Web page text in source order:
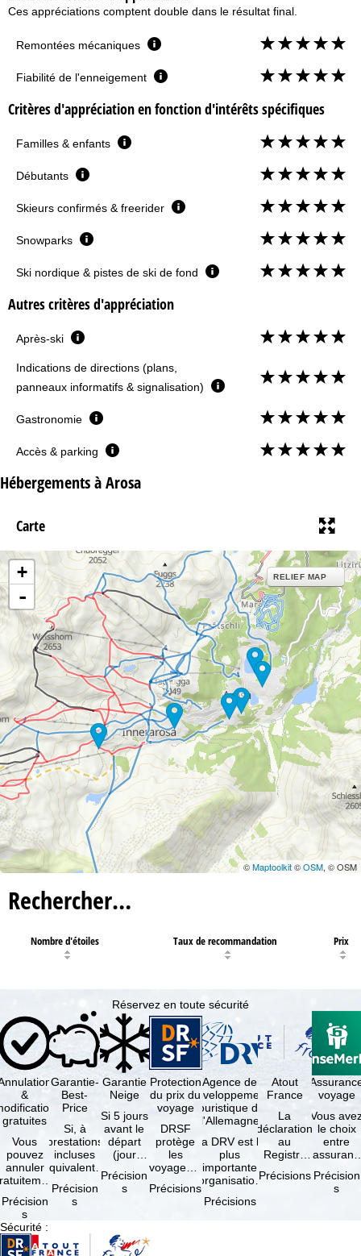
Ces appréciations comptent double dans le résultat final.
Remontées mécaniques
Fiabilité de l'enneigement
Critères d'appréciation en fonction d'intérêts spécifiques
Familles & enfants
Débutants
Skieurs confirmés & freerider
Snowparks
Ski nordique & pistes de ski de fond
Autres critères d'appréciation
Après-ski
Indications de directions (plans,
panneaux informatifs & signalisation)
Gastronomie
Accès & parking
Hébergements à Arosa
Carte
+
-
RELIEF MAP
©Maptoolkit©OSM, © OSM
Rechercher…
Nombre d'étoiles Taux de recommandation Prix
Réservez en toute sécurité
&
gratuites
Vous
pouvez
annuler
suivant
la
à …
Précision
s
Garantie-
Best-
Price
Si, à
prestations
incluses
équivalentes
réserve de
disponibilités,
Précision
s
Garantie
Neige
Si 5 jours
avant le
départ
(jour
d'arrivée),
tous les
domaines
Précision
s
Protection
du prix du
voyage
DRSF
protège
les
voyageurs
réservent
Précisions
Agence de
développement
touristique de
l'Allemagne
La DRV est la
plus
importante
organisation
professionnels
Précisions
Atout
France
La
déclaration
au
Registre
Opérateurs
Précisions
voyage
Vous
le choix
entre
et
Précision
s
Sécurité :